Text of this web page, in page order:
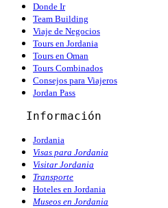
Donde Ir
Team Building
Viaje de Negocios
Tours en Jordania
Tours en Oman
Tours Combinados
Consejos para Viajeros
Jordan Pass
Información
Jordania
Visas para Jordania
Visitar Jordania
Transporte
Hoteles en Jordania
Museos en Jordania